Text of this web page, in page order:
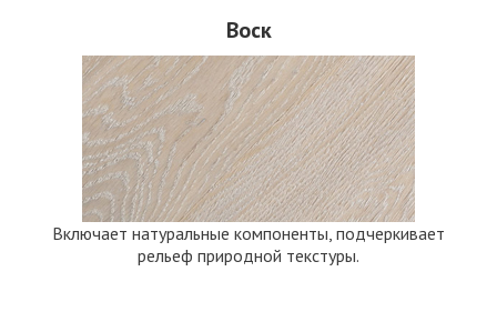
Воск
Включает натуральные компоненты, подчеркивает
рельеф природной текстуры.